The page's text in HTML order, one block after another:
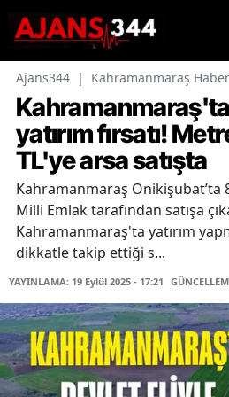
Ajans344 | Kahramanmaraş
yatırım fırsatı!
TL'ye arsa satışta
Kahramanmaraş
Milli Emlak tarafından satışa
Kahramanmaraş'ta yatırım
dikkatle takip ettiği s...
YAYINLAMA: 19 Eylül 2025 - 17:21